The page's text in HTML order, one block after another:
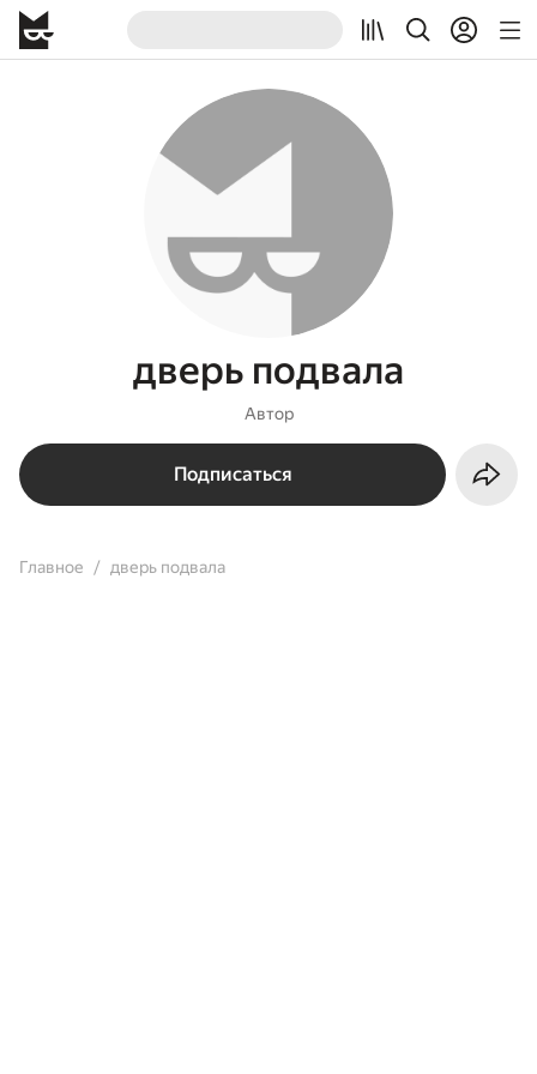
дверь подвала
Автор
Подписаться
Главное дверь подвала